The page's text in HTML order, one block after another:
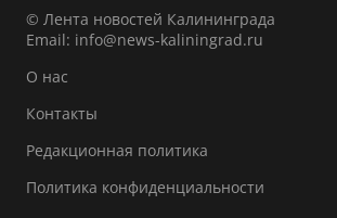
© Лента новостей Калининграда
Email: info@news-kaliningrad.ru
О нас
Контакты
Редакционная политика
Политика конфиденциальности